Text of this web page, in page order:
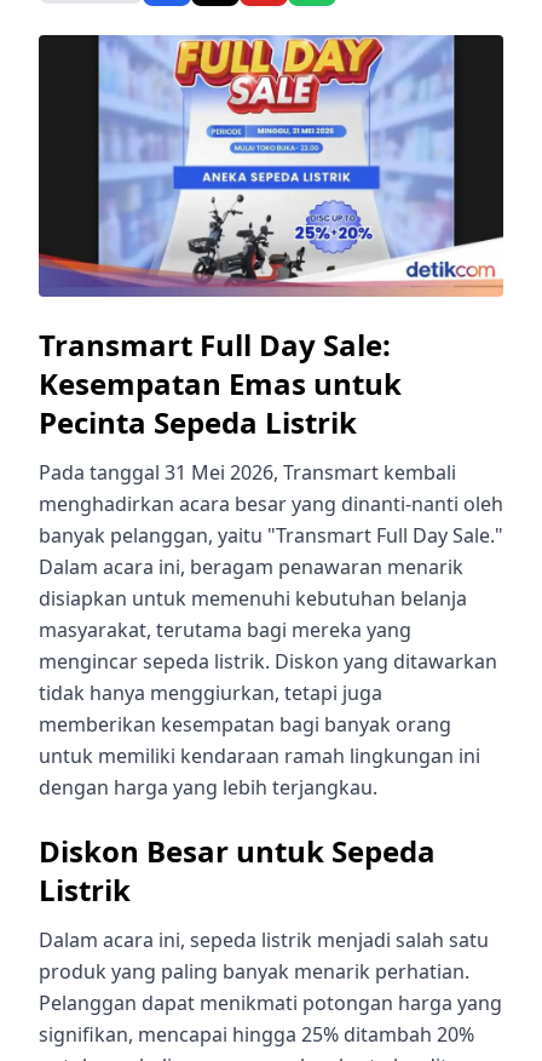
Transmart Full Day Sale:
Kesempatan Emas untuk
Pecinta Sepeda Listrik
Pada tanggal 31 Mei 2026, Transmart kembali
menghadirkan acara besar yang dinanti-nanti oleh
banyak pelanggan, yaitu "Transmart Full Day Sale."
Dalam acara ini, beragam penawaran menarik
disiapkan untuk memenuhi kebutuhan belanja
masyarakat, terutama bagi mereka yang
mengincar sepeda listrik. Diskon yang ditawarkan
tidak hanya menggiurkan, tetapi juga
memberikan kesempatan bagi banyak orang
untuk memiliki kendaraan ramah lingkungan ini
dengan harga yang lebih terjangkau.
Diskon Besar untuk Sepeda
Listrik
Dalam acara ini, sepeda listrik menjadi salah satu
produk yang paling banyak menarik perhatian.
Pelanggan dapat menikmati potongan harga yang
signifikan, mencapai hingga 25% ditambah 20%